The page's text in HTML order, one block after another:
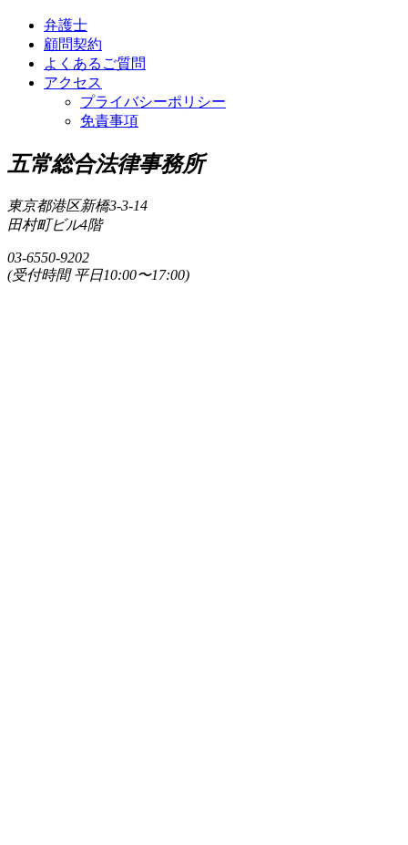
弁護士
顧問契約
よくあるご質問
アクセス
プライバシーポリシー
免責事項
五常総合法律事務所
東京都港区新橋3-3-14
田村町ビル4階
03-6550-9202
(受付時間 平日10:00〜17:00)